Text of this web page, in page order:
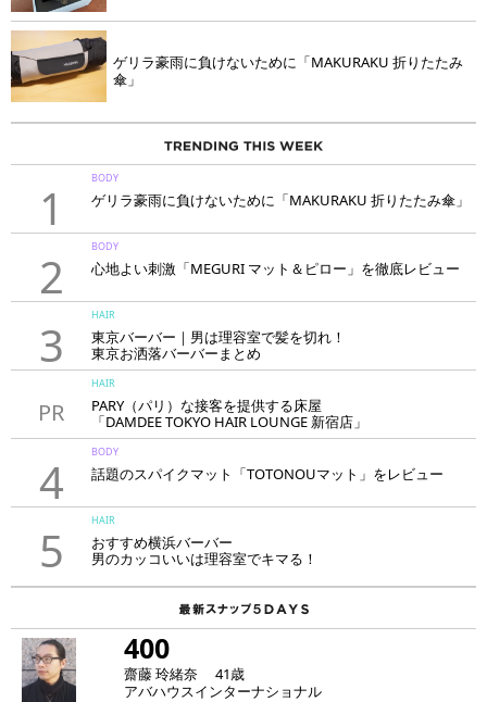
ゲリラ豪雨に負けないために「MAKURAKU 折りたたみ
傘」
1
BODY
ゲリラ豪雨に負けないために「MAKURAKU 折りたたみ傘」
2
BODY
心地よい刺激「MEGURI マット＆ピロー」を徹底レビュー
3
HAIR
東京バーバー｜男は理容室で髪を切れ！
東京お洒落バーバーまとめ
PR
HAIR
PARY（パリ）な接客を提供する床屋
「DAMDEE TOKYO HAIR LOUNGE 新宿店」
4
BODY
話題のスパイクマット「TOTONOUマット」をレビュー
5
HAIR
おすすめ横浜バーバー
男のカッコいいは理容室でキマる！
400
齋藤 玲緒奈 41歳
アバハウスインターナショナル